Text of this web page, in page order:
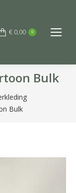
€ 0,00 0
Bulk
Bulk